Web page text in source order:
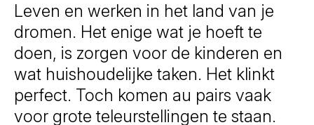
Leven en werken in het land van je
dromen. Het enige wat je hoeft te
doen, is zorgen voor de kinderen en
wat huishoudelijke taken. Het klinkt
perfect. Toch komen au pairs vaak
voor grote teleurstellingen te staan.